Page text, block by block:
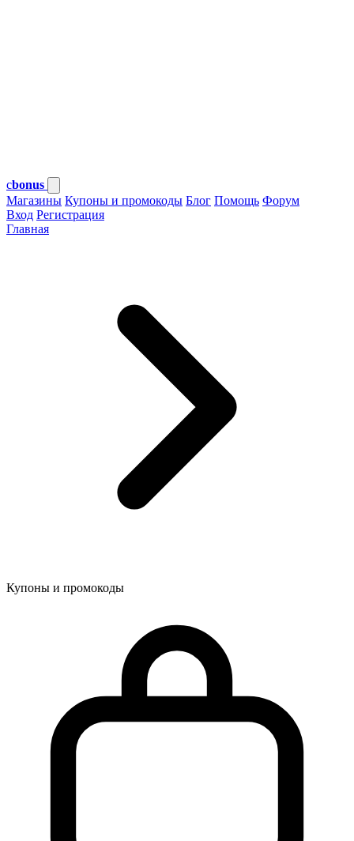
cbonus
Магазины Купоны и промокоды Блог Помощь Форум
Вход Регистрация
Главная
Купоны и промокоды